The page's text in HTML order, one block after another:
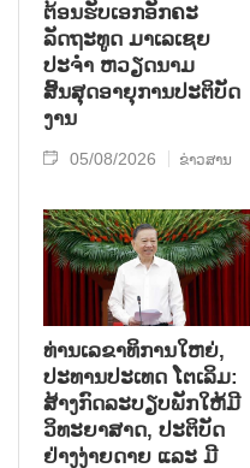
ຕ້ອນຮັບເອກອັກຄະ
ລັດຖະທູດ ມາເລເຊຍ
ປະຈຳ ຫວຽດນາມ
ສິ້ນສຸດອາຍຸການປະຕິບັດ
ງານ
05/08/2026 ຂ່າວສານ
ທ່ານເລຂາທິການໃຫຍ່,
ປະທານປະເທດ ໂຕເລິມ:
ສ້າງກົດລະບຽບພັກໃຫ້ມີ
ວິທະຍາສາດ, ປະຕິບັດ
ຢ່າງງ່າຍດາຍ ແລະ ມີ